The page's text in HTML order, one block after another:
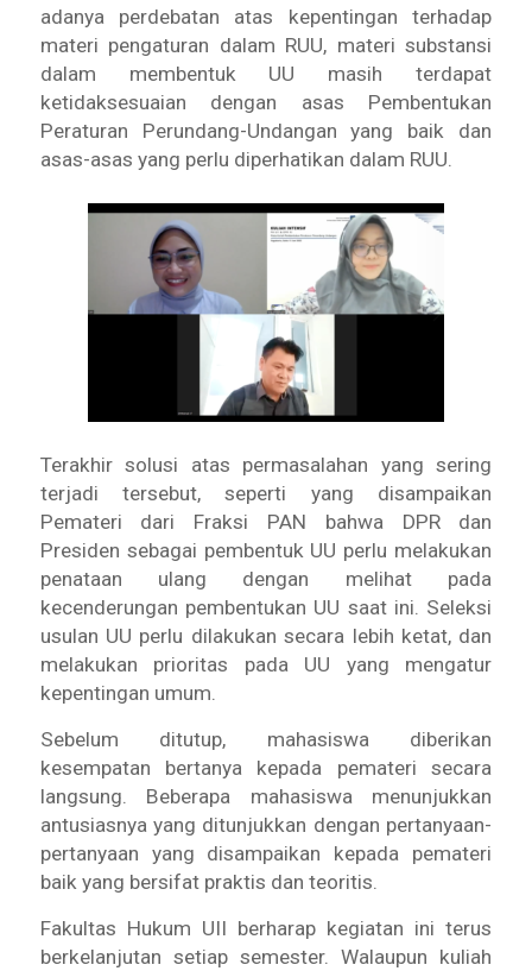
adanya perdebatan atas kepentingan terhadap
materi pengaturan dalam RUU, materi substansi
dalam membentuk UU masih terdapat
ketidaksesuaian dengan asas Pembentukan
Peraturan Perundang-Undangan yang baik dan
asas-asas yang perlu diperhatikan dalam RUU.
Terakhir solusi atas permasalahan yang sering
terjadi tersebut, seperti yang disampaikan
Pemateri dari Fraksi PAN bahwa DPR dan
Presiden sebagai pembentuk UU perlu melakukan
penataan ulang dengan melihat pada
kecenderungan pembentukan UU saat ini. Seleksi
usulan UU perlu dilakukan secara lebih ketat, dan
melakukan prioritas pada UU yang mengatur
kepentingan umum.
Sebelum ditutup, mahasiswa diberikan
kesempatan bertanya kepada pemateri secara
langsung. Beberapa mahasiswa menunjukkan
antusiasnya yang ditunjukkan dengan pertanyaan-
pertanyaan yang disampaikan kepada pemateri
baik yang bersifat praktis dan teoritis.
Fakultas Hukum UII berharap kegiatan ini terus
berkelanjutan setiap semester. Walaupun kuliah